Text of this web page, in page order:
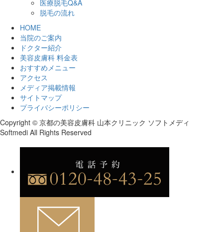
医療脱毛Q&A
脱毛の流れ
HOME
当院のご案内
ドクター紹介
美容皮膚科 料金表
おすすめメニュー
アクセス
メディア掲載情報
サイトマップ
プライバシーポリシー
Copyright © 京都の美容皮膚科 山本クリニック ソフトメディ
Softmedi All Rights Reserved